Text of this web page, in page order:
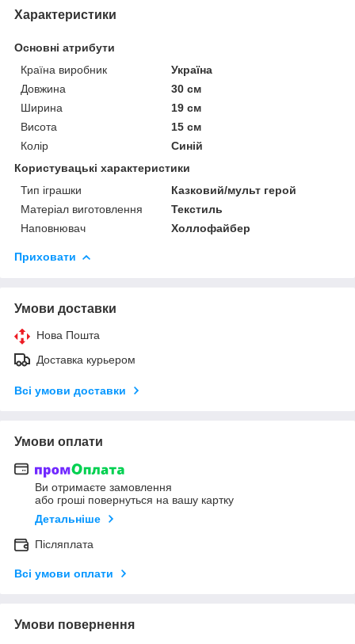
Характеристики
Основні атрибути
Країна виробник
Україна
Довжина
30 см
Ширина
19 см
Висота
15 см
Колір
Синій
Користувацькі характеристики
Тип іграшки
Казковий/мульт герой
Матеріал виготовлення
Текстиль
Наповнювач
Холлофайбер
Приховати
Умови доставки
Нова Пошта
Доставка курьером
Всі умови доставки
Умови оплати
Ви отримаєте замовлення
або гроші повернуться на вашу картку
Детальніше
Післяплата
Всі умови оплати
Умови повернення